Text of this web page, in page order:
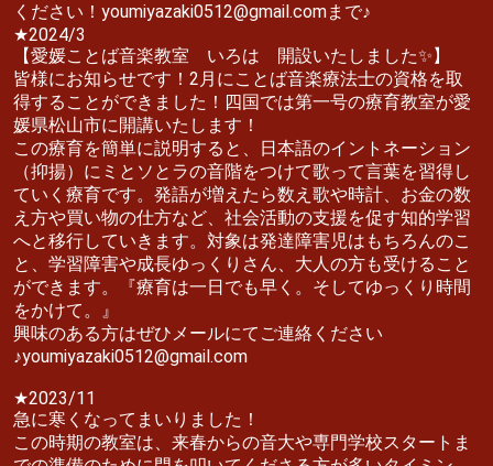
ください！youmiyazaki0512@gmail.comまで♪
★2024/3
【愛媛ことば音楽教室 いろは 開設いたしました✨】
皆様にお知らせです！2月にことば音楽療法士の資格を取
得することができました！四国では第一号の療育教室が愛
媛県松山市に開講いたします！
この療育を簡単に説明すると、日本語のイントネーション
（抑揚）にミとソとラの音階をつけて歌って言葉を習得し
ていく療育です。発語が増えたら数え歌や時計、お金の数
え方や買い物の仕方など、社会活動の支援を促す知的学習
へと移行していきます。対象は発達障害児はもちろんのこ
と、学習障害や成長ゆっくりさん、大人の方も受けること
ができます。『療育は一日でも早く。そしてゆっくり時間
をかけて。』
興味のある方はぜひメールにてご連絡ください
♪youmiyazaki0512@gmail.com
★2023/11
急に寒くなってまいりました！
この時期の教室は、来春からの音大や専門学校スタートま